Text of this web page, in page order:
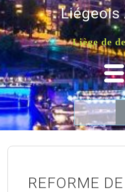
Liégeois
Liège de
REFORME DE